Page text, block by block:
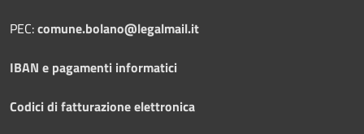
PEC:comune.bolano@legalmail.it
IBAN e pagamenti informatici
Codici di fatturazione elettronica